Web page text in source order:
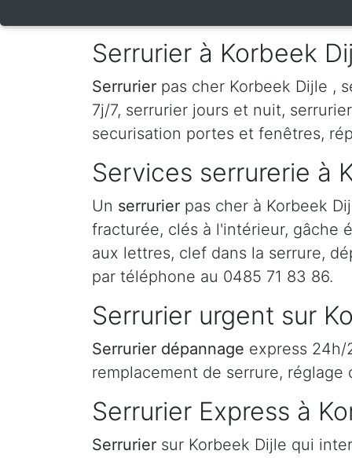
Serrurier à Korbeek
Serrurier pas cher Korbeek Dijle ,
7j/7, serrurier jours et nuit,
securisation portes et fenêtres,
Services serrurerie à
Un serrurier pas cher à Korbeek
fracturée, clés à l'intérieur, gâche
aux lettres, clef dans la serrure,
par téléphone au 0485 71 83 86.
Serrurier urgent sur
Serrurier dépannage express
remplacement de serrure,
Serrurier Express à
Serrurier sur Korbeek Dijle qui